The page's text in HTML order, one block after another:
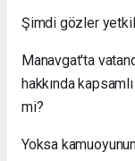
Şimdi gözler
Manavgat'ta
hakkında
mi?
Yoksa